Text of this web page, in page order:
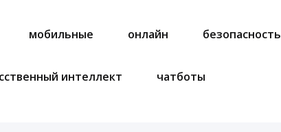
мобильные онлайн безопасность
интеллект чатботы